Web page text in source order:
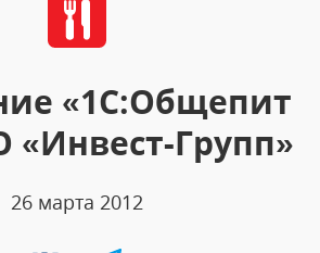
«1С:Общепит
«Инвест-Групп»
26 марта 2012